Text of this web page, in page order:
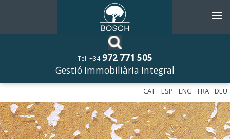
Tel. +34 972 771 505
Gestió Immobiliària Integral
DEU
FRA
ENG
ESP
CAT